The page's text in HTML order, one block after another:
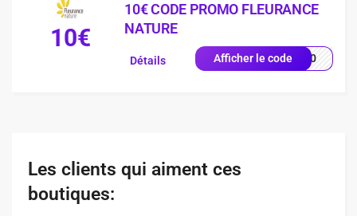
10€
10€ CODE PROMO FLEURANCE
NATURE
Afficher le codeUE10
Détails
Les clients qui aiment ces
boutiques: